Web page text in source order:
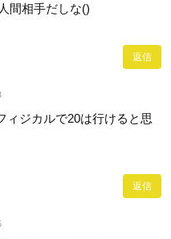
間相手だしな()
返信
ィジカルで20は行けると思
返信